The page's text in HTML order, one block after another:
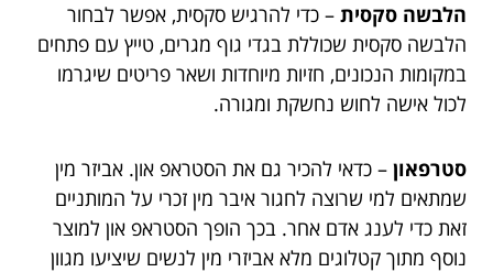
הלבשה סקסית – כדי להרגיש סקסית, אפשר לבחור
הלבשה סקסית שכוללת בגדי גוף מגרים, טייץ עם פתחים
במקומות הנכונים, חזיות מיוחדות ושאר פריטים שיגרמו
לכול אישה לחוש נחשקת ומגורה.
סטרפאון – כדאי להכיר גם את הסטראפ און. אביזר מין
שמתאים למי שרוצה לחגור איבר מין זכרי על המותניים
זאת כדי לענג אדם אחר. בכך הופך הסטראפ און למוצר
נוסף מתוך קטלוגים מלא אביזרי מין לנשים שיציעו מגוון